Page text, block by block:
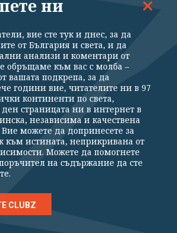
по "Тракия" и "Струма"
ни
вие сте тук и днес, за да
от България и света, и да
анализи и коментари от
обръщаме към вас с молба –
вашата подкрепа, за да
години вие, читателите ни в 97
континенти по света,
ден страницата ни в интернет в
независима и качествена
можете да допринесете за
към истината, неприкривана от
Можете да помогнете
на съдържание да сте
CLUBZ